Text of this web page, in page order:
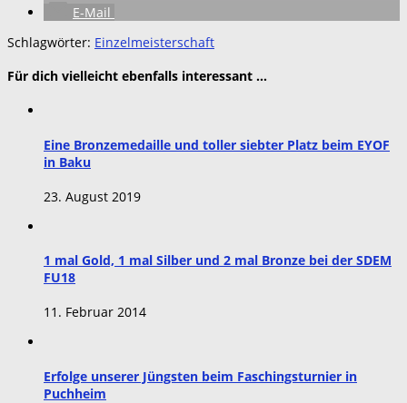
E-Mail
Schlagwörter: Einzelmeisterschaft
Für dich vielleicht ebenfalls interessant …
Eine Bronzemedaille und toller siebter Platz beim EYOF
in Baku
23. August 2019
1 mal Gold, 1 mal Silber und 2 mal Bronze bei der SDEM
FU18
11. Februar 2014
Erfolge unserer Jüngsten beim Faschingsturnier in
Puchheim